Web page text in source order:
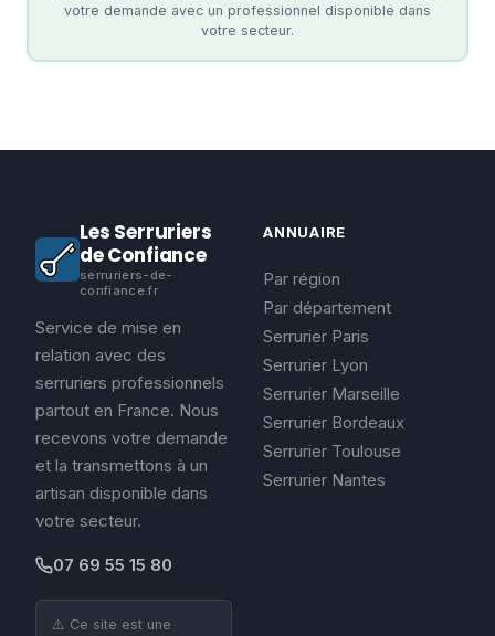
votre demande avec un professionnel disponible dans
votre secteur.
Les Serruriers
de Confiance
serruriers-de-
confiance.fr
Service de mise en
relation avec des
serruriers professionnels
partout en France. Nous
recevons votre demande
et la transmettons à un
artisan disponible dans
votre secteur.
07 69 55 15 80
⚠️ Ce site est une
ANNUAIRE
Par région
Par département
Serrurier Paris
Serrurier Lyon
Serrurier Marseille
Serrurier Bordeaux
Serrurier Toulouse
Serrurier Nantes